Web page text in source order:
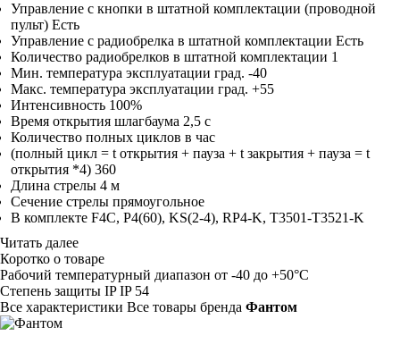
Управление с кнопки в штатной комплектации (проводной
пульт) Есть
Управление с радиобрелка в штатной комплектации Есть
Количество радиобрелков в штатной комплектации 1
Мин. температура эксплуатации град. -40
Макс. температура эксплуатации град. +55
Интенсивность 100%
Время открытия шлагбаума 2,5 с
Количество полных циклов в час
(полный цикл = t открытия + пауза + t закрытия + пауза = t
открытия *4) 360
Длина стрелы 4 м
Сечение стрелы прямоугольное
В комплекте F4C, P4(60), KS(2-4), RP4-K, T3501-T3521-K
Читать далее
Коротко о товаре
Рабочий температурный диапазон от -40 до +50°C
Степень защиты IP IP 54
Все характеристики Все товары бренда Фантом